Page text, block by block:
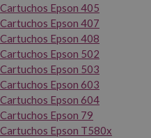
Cartuchos Epson 405
Cartuchos Epson 407
Cartuchos Epson 408
Cartuchos Epson 502
Cartuchos Epson 503
Cartuchos Epson 603
Cartuchos Epson 604
Cartuchos Epson 79
Cartuchos Epson T580x